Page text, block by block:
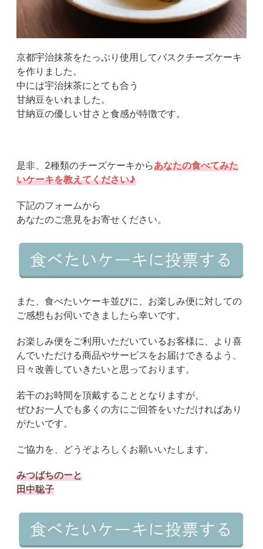
京都宇治抹茶をたっぷり使用してバスクチーズケーキ
を作りました。
中には宇治抹茶にとても合う
甘納豆をいれました。
甘納豆の優しい甘さと食感が特徴です。
是非、2種類のチーズケーキからあなたの食べてみた
いケーキを教えてください♪
下記のフォームから
あなたのご意見をお寄せください。
また、食べたいケーキ並びに、お楽しみ便に対しての
ご感想もお伺いできましたら幸いです。
お楽しみ便をご利用いただいているお客様に、より喜
んでいただける商品やサービスをお届けできるよう、
日々改善していきたいと思っております。
若干のお時間を頂戴することとなりますが、
ぜひお一人でも多くの方にご回答をいただければあり
がたいです。
ご協力を、どうぞよろしくお願いいたします。
みつばちのーと
田中聡子